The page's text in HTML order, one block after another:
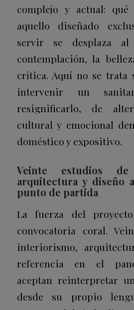
complejo y actual:
aquello diseñado
servir se desplaza
contemplación, la
crítica. Aquí no se trata
intervenir un
resignificarlo, de
cultural y emocional
doméstico y expositivo.
Veinte estudios de
arquitectura y diseño
punto de partida
La fuerza del
convocatoria coral.
interiorismo,
referencia en el
aceptan reinterpretar
desde su propio